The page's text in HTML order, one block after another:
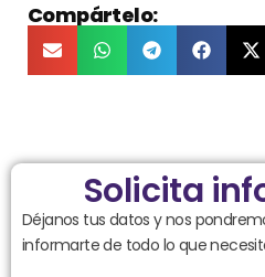
Compártelo:
Solicita
Déjanos tus datos y nos
informarte de todo lo que